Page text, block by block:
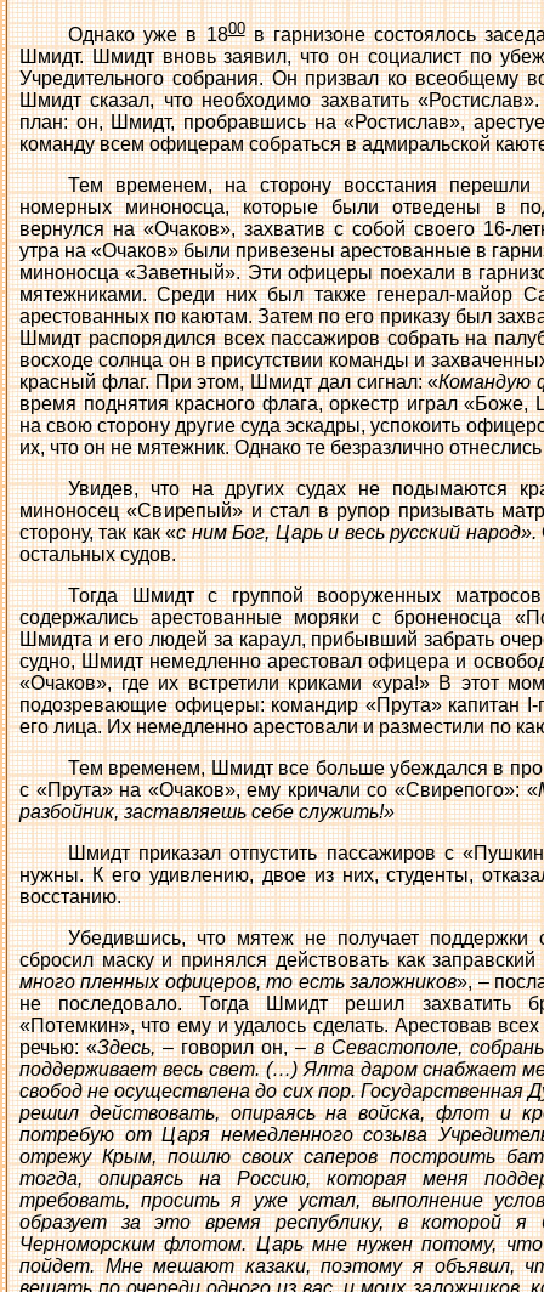
Однако уже в 1800 в гарнизоне состоялось
Шмидт. Шмидт вновь заявил, что он социалист по
Учредительного собрания. Он призвал ко всеобщему
Шмидт сказал, что необходимо захватить
план: он, Шмидт, пробравшись на «Ростислав»,
команду всем офицерам собраться в адмиральской
Тем временем, на сторону восстания перешли
номерных миноносца, которые были отведены в
вернулся на «Очаков», захватив с собой своего 16-
утра на «Очаков» были привезены арестованные в
миноносца «Заветный». Эти офицеры поехали в
мятежниками. Среди них был также генерал-майор
арестованных по каютам. Затем по его приказу был
Шмидт распорядился всех пассажиров собрать на
восходе солнца он в присутствии команды и
красный флаг. При этом, Шмидт дал сигнал: «Командую
время поднятия красного флага, оркестр играл
на свою сторону другие суда эскадры, успокоить
их, что он не мятежник. Однако те безразлично отнеслись
Увидев, что на других судах не подымаются
миноносец «Свирепый» и стал в рупор призывать
сторону, так как «с ним Бог, Царь и весь русский народ».
остальных судов.
Тогда Шмидт с группой вооруженных
содержались арестованные моряки с броненосца
Шмидта и его людей за караул, прибывший забрать
судно, Шмидт немедленно арестовал офицера и
«Очаков», где их встретили криками «ура!» В этот
подозревающие офицеры: командир «Прута» капитан
его лица. Их немедленно арестовали и разместили по
Тем временем, Шмидт все больше убеждался в
с «Прута» на «Очаков», ему кричали со «Свирепого»: «
разбойник, заставляешь себе служить!»
Шмидт приказал отпустить пассажиров с
нужны. К его удивлению, двое из них, студенты,
восстанию.
Убедившись, что мятеж не получает
сбросил маску и принялся действовать как
много пленных офицеров, то есть заложников», –
не последовало. Тогда Шмидт решил захватить
«Потемкин», что ему и удалось сделать. Арестовав
речью: «Здесь,– говорил он, –в Севастополе,
поддерживает весь свет. (…) Ялта даром снабжает
свобод не осуществлена до сих пор. Государственная
решил действовать, опираясь на войска, флот и
потребую от Царя немедленного созыва
отрежу Крым, пошлю своих саперов построить
тогда, опираясь на Россию, которая меня
требовать, просить я уже устал, выполнение
образует за это время республику, в которой я
Черноморским флотом. Царь мне нужен потому,
пойдет. Мне мешают казаки, поэтому я объявил,
вешать по очереди одного из вас, и моих заложников,